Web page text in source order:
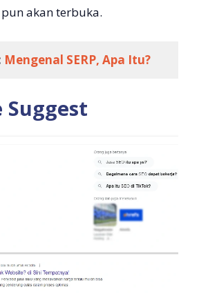
pun akan terbuka.
Mengenal SERP, Apa Itu?
Suggest